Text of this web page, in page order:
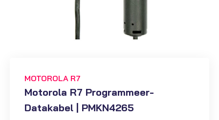
MOTOROLA R7
Motorola R7 Programmeer-
Datakabel | PMKN4265